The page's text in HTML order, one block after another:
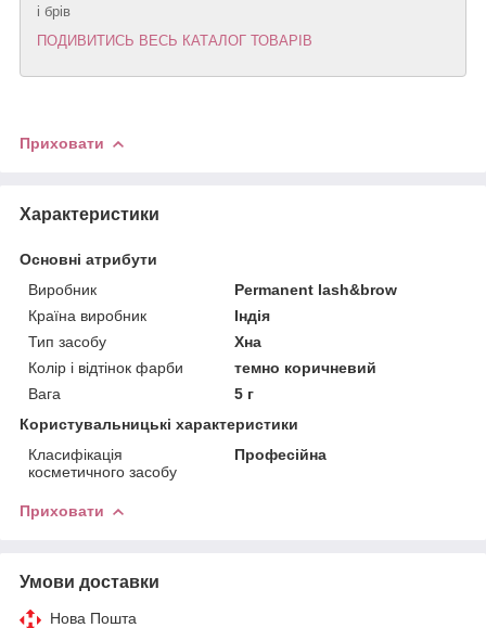
і брів
ПОДИВИТИСЬ ВЕСЬ КАТАЛОГ ТОВАРІВ
Приховати
Характеристики
Основні атрибути
Виробник
Permanent lash&brow
Країна виробник
Індія
Тип засобу
Хна
Колір і відтінок фарби
темно коричневий
Вага
5 г
Користувальницькі характеристики
Класифікація
косметичного засобу
Професійна
Приховати
Умови доставки
Нова Пошта